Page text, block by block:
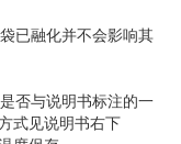
已融化并不会影响其
否与说明书标注的一
式见说明书右下